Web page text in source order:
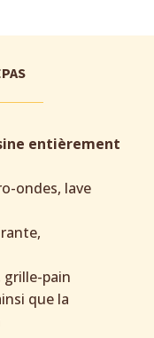
1er étage,
entièrement
ondes, lave
grille-pain
que la